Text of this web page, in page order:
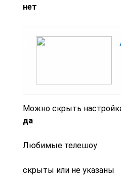
нет
Можно скрыть
да
Любимые телешоу
скрыты или не указаны